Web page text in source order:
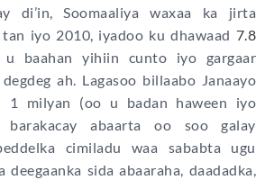
di’in, Soomaaliya waxaa ka jirta
iyo 2010, iyadoo ku dhawaad 7.8
baahan yihiin cunto iyo gargaar
ah. Lagasoo billaabo Janaayo
1 milyan (oo u badan haween iyo
abaarta oo soo galay
cimiladu waa sababta ugu
deegaanka sida abaaraha, daadadka,